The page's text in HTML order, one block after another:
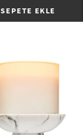
SEPETE EKLE